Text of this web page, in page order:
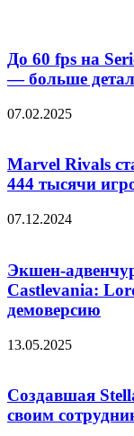
До 60 fps на
— больше
07.02.2025
Marvel Rivals
444 тысячи
07.12.2024
Экшен-
Castlevania:
демоверсию
13.05.2025
Создавшая
своим